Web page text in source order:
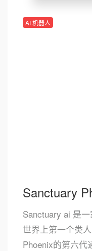
AI 机器人
Sanctuary
Sanctuary ai 是
世界上第一个类
Phoenix的第六代